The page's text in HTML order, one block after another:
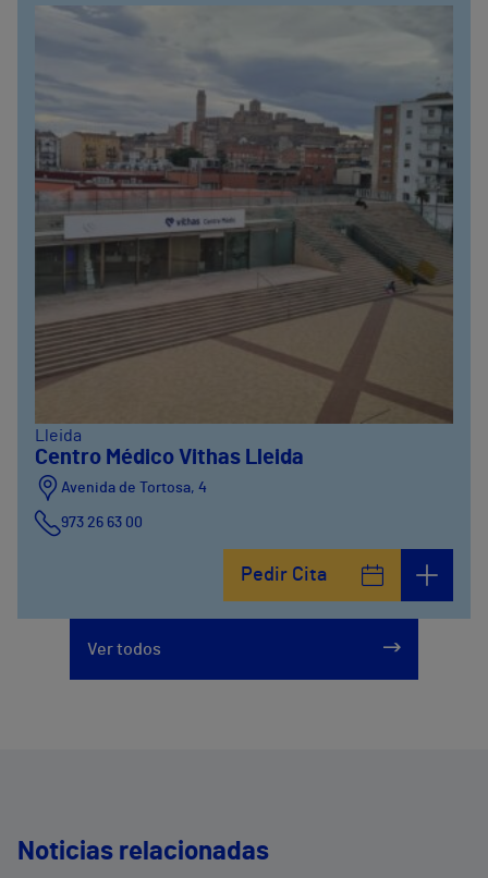
Lleida
Centro Médico Vithas Lleida
Avenida de Tortosa, 4
973 26 63 00
Pedir Cita
Ver todos
Noticias relacionadas